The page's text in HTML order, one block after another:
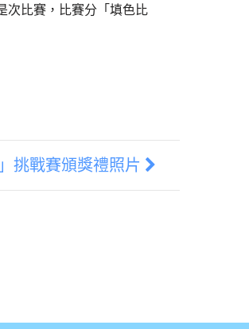
次比賽，比賽分「填色比
挑戰賽頒獎禮照片